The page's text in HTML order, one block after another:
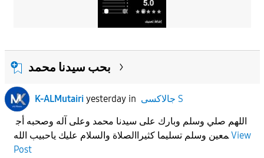
بحب سيدنا محمد
K-ALMutairi yesterdayin
جالاكسى S
اللهم صلي وسلم وبارك على سيدنا محمد وعلى آله وصحبه أج
معين وسلم تسليما كثيراالصلاة والسلام عليك ياحبيب اللهView
Post